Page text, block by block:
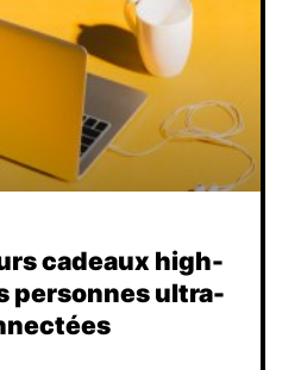
cadeaux high-
personnes ultra-